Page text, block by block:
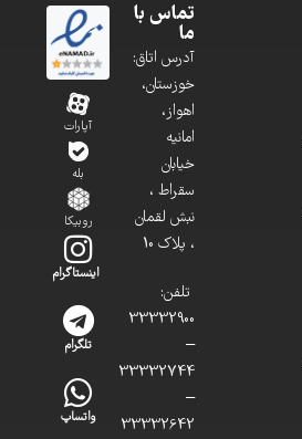
تماس با
ما
آدرس اتاق:
خوزستان،
اهواز،
امانیه
خیابان
سقراط ،
نبش لقمان
، پلاک 10
تلفن:
33332900
–
33332744
–
33332642
آپارات
بله
روبیکا
اینستاگرام
تلگرام
واتساپ